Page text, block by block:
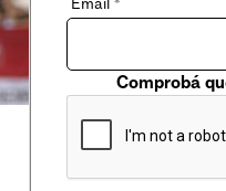
Email *
Comprobá